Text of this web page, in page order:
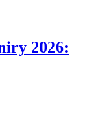
2026: